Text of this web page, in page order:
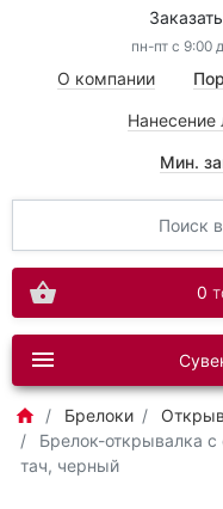
пн-пт с 9:00
О компании
Нанесение
Мин.
0
Брелоки
Брелок-открывалка
тач, черный